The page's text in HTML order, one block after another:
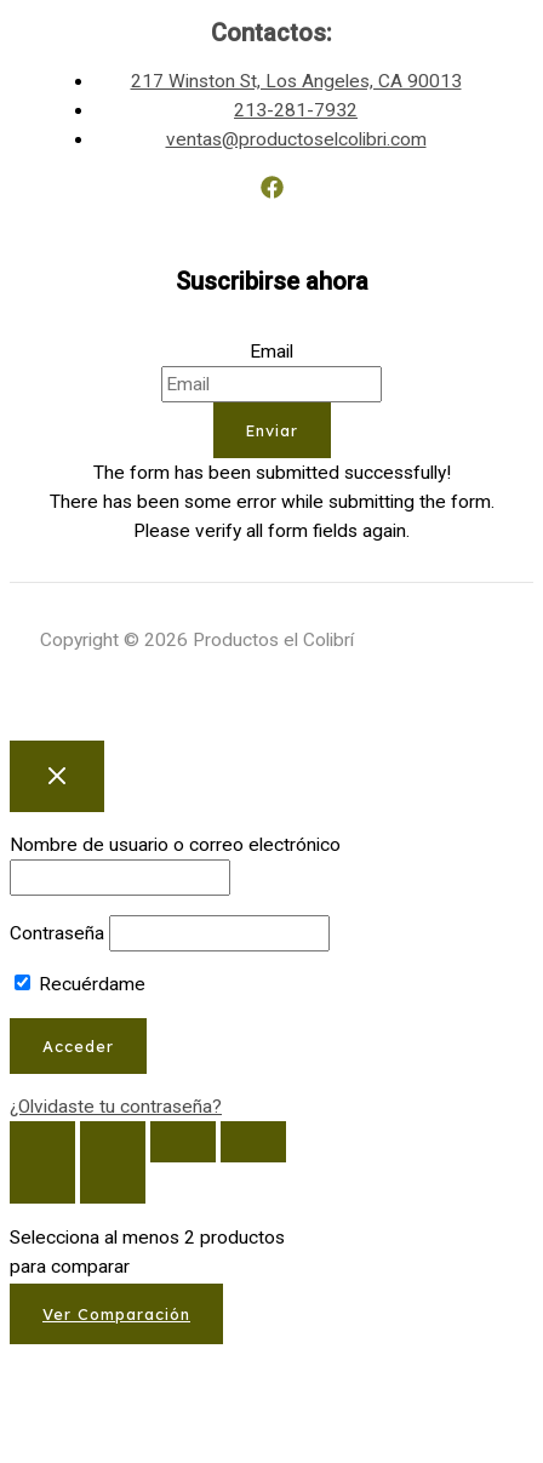
Contactos:
217 Winston St, Los Angeles, CA 90013
213-281-7932
ventas@productoselcolibri.com
Suscribirse ahora
Email
Enviar
The form has been submitted successfully!
There has been some error while submitting the form.
Please verify all form fields again.
Copyright © 2026 Productos el Colibrí
Nombre de usuario o correo electrónico
Contraseña
Recuérdame
¿Olvidaste tu contraseña?
Selecciona al menos 2 productos
para comparar
Ver Comparación